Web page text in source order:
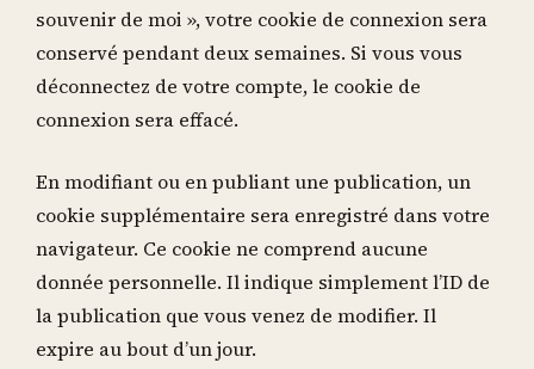
souvenir de moi », votre cookie de connexion sera
conservé pendant deux semaines. Si vous vous
déconnectez de votre compte, le cookie de
connexion sera effacé.
En modifiant ou en publiant une publication, un
cookie supplémentaire sera enregistré dans votre
navigateur. Ce cookie ne comprend aucune
donnée personnelle. Il indique simplement l’ID de
la publication que vous venez de modifier. Il
expire au bout d’un jour.